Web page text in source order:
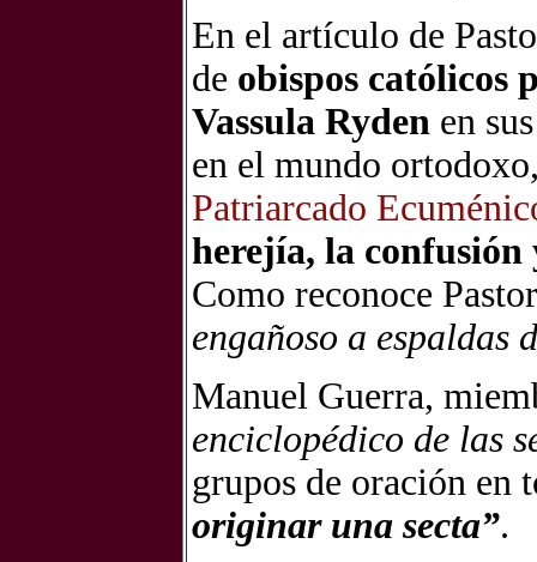
En el artículo de
de obispos católicos
Vassula Ryden en
en el mundo
Patriarcado
herejía, la confusión
Como reconoce
engañoso a espaldas
Manuel Guerra,
enciclopédico de las
grupos de oración en
originar una secta”.